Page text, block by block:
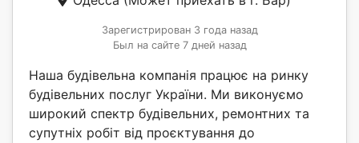
Зарегистрирован 3 года назад
Был на сайте 7 дней назад
Наша будівельна компанія працює на ринку
будівельних послуг України. Ми виконуємо
широкий спектр будівельних, ремонтних та
супутніх робіт від проєктування до